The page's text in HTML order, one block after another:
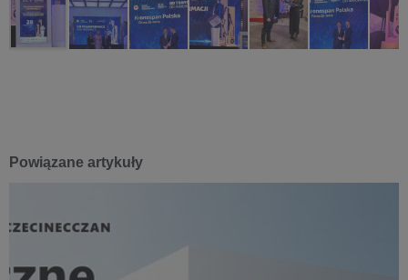
Powiązane artykuły